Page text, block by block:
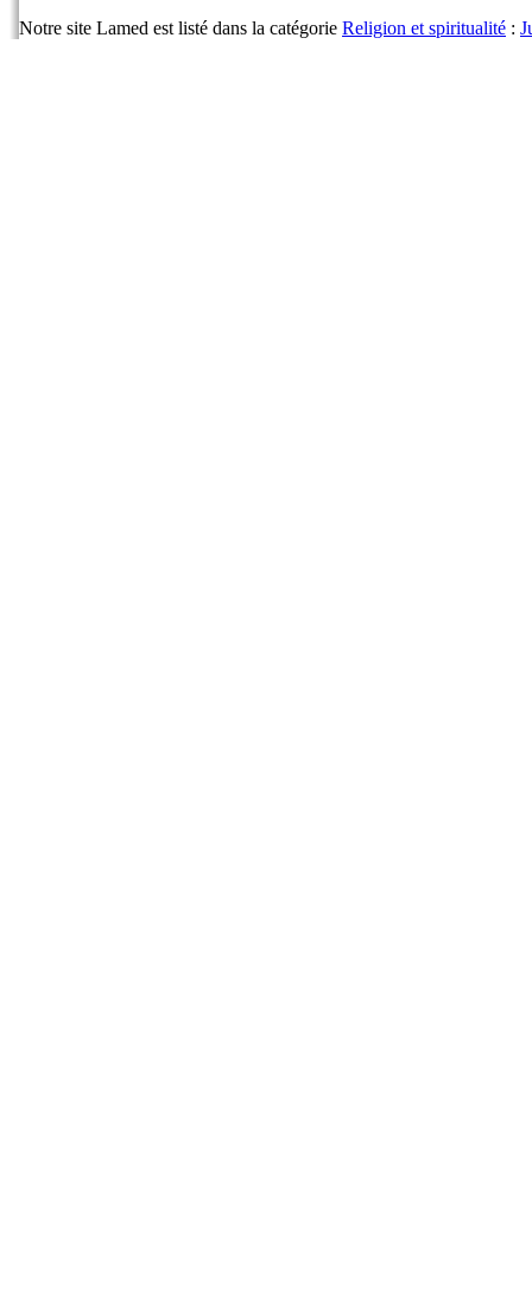
Notre site Lamed est listé dans la catégorie Religion et spiritualité :